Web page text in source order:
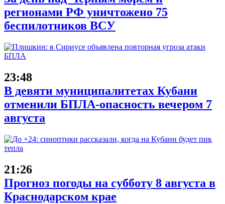
регионами РФ уничтожено 75
беспилотников ВСУ
23:48
В девяти муниципалитетах Кубани
отменили БПЛА-опасность вечером 7
августа
21:26
Прогноз погоды на субботу 8 августа в
Краснодарском крае